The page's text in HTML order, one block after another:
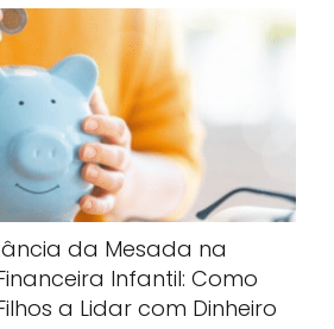
da Mesada na
Infantil: Como
a Lidar com Dinheiro